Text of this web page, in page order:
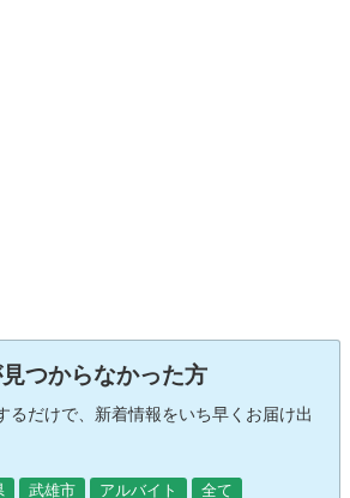
つからなかった方
るだけで、新着情報をいち早くお届け出
武雄市 アルバイト 全て